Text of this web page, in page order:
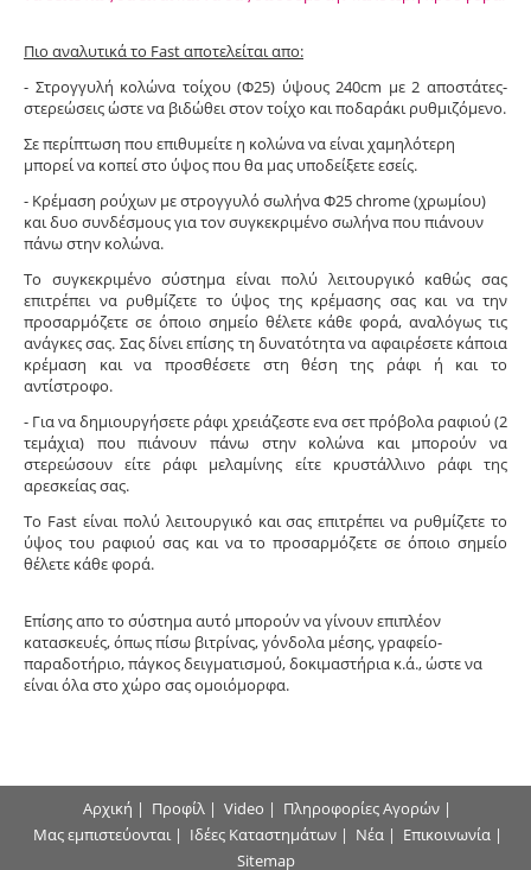
Πιο αναλυτικά το Fast αποτελείται απο:
- Στρογγυλή κολώνα τοίχου (Φ25) ύψους 240cm με 2 αποστάτες-
στερεώσεις ώστε να βιδώθει στον τοίχο και ποδαράκι ρυθμιζόμενο.
Σε περίπτωση που επιθυμείτε η κολώνα να είναι χαμηλότερη
μπορεί να κοπεί στο ύψος που θα μας υποδείξετε εσείς.
- Κρέμαση ρούχων με στρογγυλό σωλήνα Φ25 chrome (χρωμίου)
και δυο συνδέσμους για τον συγκεκριμένο σωλήνα που πιάνουν
πάνω στην κολώνα.
Το συγκεκριμένο σύστημα είναι πολύ λειτουργικό καθώς σας
επιτρέπει να ρυθμίζετε το ύψος της κρέμασης σας και να την
προσαρμόζετε σε όποιο σημείο θέλετε κάθε φορά, αναλόγως τις
ανάγκες σας. Σας δίνει επίσης τη δυνατότητα να αφαιρέσετε κάποια
κρέμαση και να προσθέσετε στη θέση της ράφι ή και το
αντίστροφο.
- Για να δημιουργήσετε ράφι χρειάζεστε ενα σετ πρόβολα ραφιού (2
τεμάχια) που πιάνουν πάνω στην κολώνα και μπορούν να
στερεώσουν είτε ράφι μελαμίνης είτε κρυστάλλινο ράφι της
αρεσκείας σας.
Το Fast είναι πολύ λειτουργικό και σας επιτρέπει να ρυθμίζετε το
ύψος του ραφιού σας και να το προσαρμόζετε σε όποιο σημείο
θέλετε κάθε φορά.
Επίσης απο το σύστημα αυτό μπορούν να γίνουν επιπλέον
κατασκευές, όπως πίσω βιτρίνας, γόνδολα μέσης, γραφείο-
παραδοτήριο, πάγκος δειγματισμού, δοκιμαστήρια κ.ά., ώστε να
είναι όλα στο χώρο σας ομοιόμορφα.
Αρχική | Προφίλ | Video | Πληροφορίες Αγορών |
Μας εμπιστεύονται| Ιδέες Καταστημάτων| Νέα| Επικοινωνία|
Sitemap